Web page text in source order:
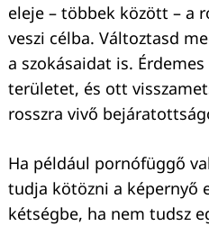
eleje – többek között – a
veszi célba. Változtasd
a szokásaidat is.
területet, és ott
rosszra vivő
Ha például pornófüggő
tudja kötözni a képernyő
kétségbe, ha nem tudsz